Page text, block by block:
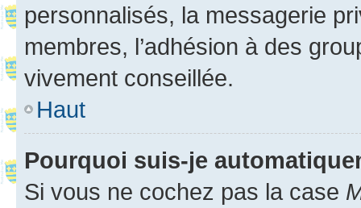
personnalisés, la messagerie
membres, l’adhésion à des
vivement conseillée.
Haut
Pourquoi suis-je
Si vous ne cochez pas la case